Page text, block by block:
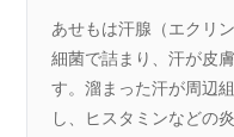
あせもは汗腺（エクリ
細菌で詰まり、汗が皮
す。溜まった汗が周辺
し、ヒスタミンなどの